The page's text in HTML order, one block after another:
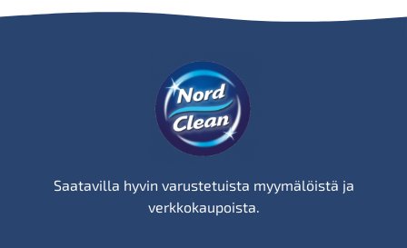
Saatavilla hyvin varustetuista myymälöistä ja
verkkokaupoista.